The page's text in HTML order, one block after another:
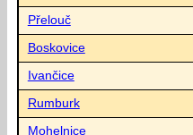
Přelouč
Boskovice
Ivančice
Rumburk
Mohelnice